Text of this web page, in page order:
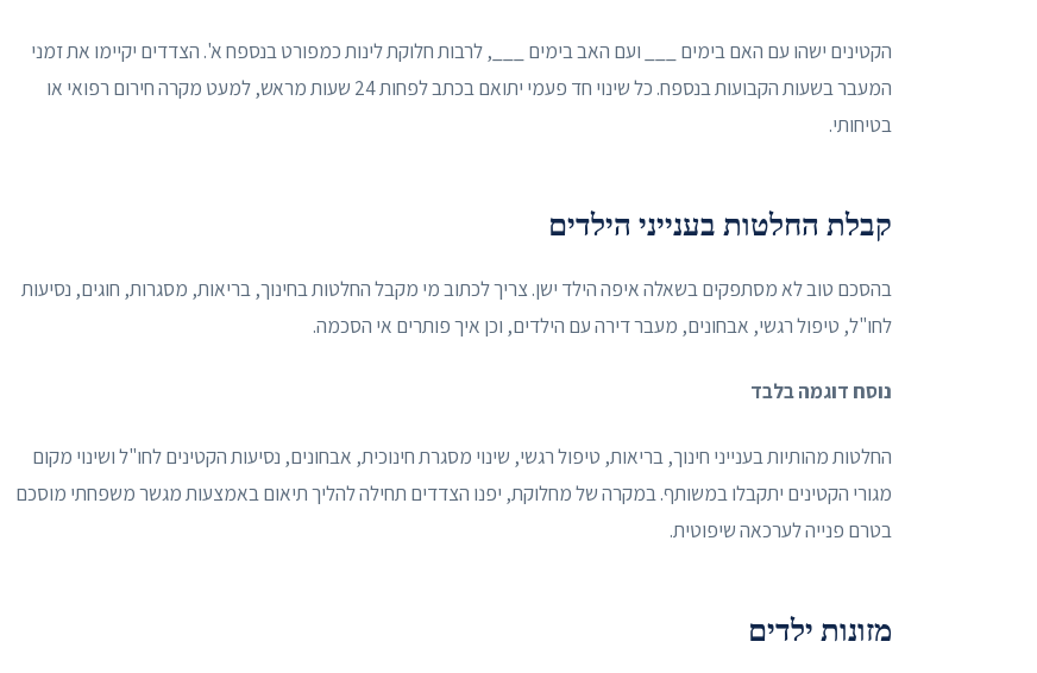
הקטינים ישהו עם האם בימים ___ ועם האב בימים ___, לרבות חלוקת לינות כמפורט בנספח א'. הצדדים יקיימו את זמני
המעבר בשעות הקבועות בנספח. כל שינוי חד פעמי יתואם בכתב לפחות 24 שעות מראש, למעט מקרה חירום רפואי או
בטיחותי.
קבלת החלטות בענייני הילדים
בהסכם טוב לא מסתפקים בשאלה איפה הילד ישן. צריך לכתוב מי מקבל החלטות בחינוך, בריאות, מסגרות, חוגים, נסיעות
לחו"ל, טיפול רגשי, אבחונים, מעבר דירה עם הילדים, וכן איך פותרים אי הסכמה.
נוסח דוגמה בלבד
החלטות מהותיות בענייני חינוך, בריאות, טיפול רגשי, שינוי מסגרת חינוכית, אבחונים, נסיעות הקטינים לחו"ל ושינוי מקום
מגורי הקטינים יתקבלו במשותף. במקרה של מחלוקת, יפנו הצדדים תחילה להליך תיאום באמצעות מגשר משפחתי מוסכם
בטרם פנייה לערכאה שיפוטית.
מזונות ילדים